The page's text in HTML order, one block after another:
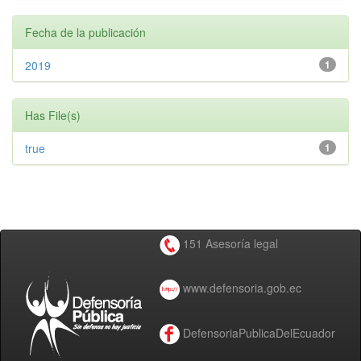
Fecha de la publicación
1
2019
Has File(s)
1
true
151 Asesoría legal
www.defensoria.gob.ec
DefensoriaPublicaDelEcuador